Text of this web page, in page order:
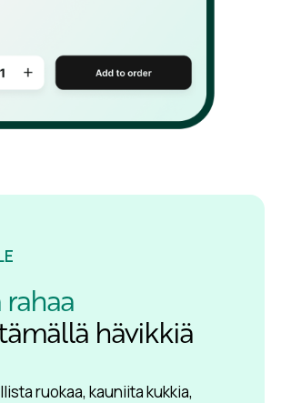
rahaa
hävikkiä
ruokaa, kauniita kukkia,